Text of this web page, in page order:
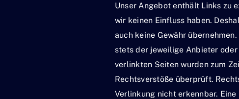
Unser Angebot enthält Links zu
wir keinen Einfluss haben.
auch keine Gewähr
stets der jeweilige Anbieter
verlinkten Seiten wurden zum
Rechtsverstöße überprüft.
Verlinkung nicht erkennbar.